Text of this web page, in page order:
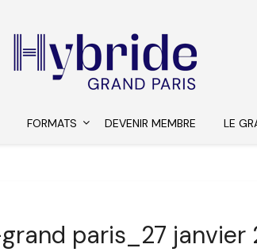
FORMATS DEVENIR MEMBRE LE
paris_27 janvier